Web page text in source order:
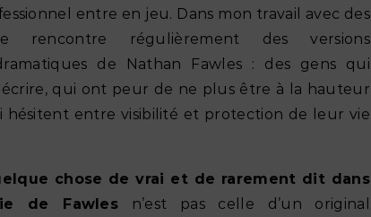
entre en jeu. Dans mon travail avec des
rencontre régulièrement des versions
de Nathan Fawles : des gens qui
qui ont peur de ne plus être à la hauteur
entre visibilité et protection de leur vie
chose de vrai et de rarement dit dans
de Fawles n’est pas celle d’un original